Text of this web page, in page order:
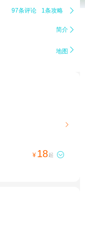
97条评论 1条攻略 
简介 
地图 

¥ 18起 